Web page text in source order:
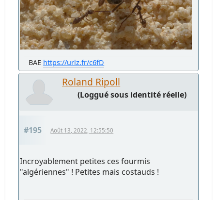
BAE https://urlz.fr/c6fD
Roland Ripoll
(Loggué sous identité réelle)
#195 Août 13, 2022, 12:55:50
Incroyablement petites ces fourmis
"algériennes" ! Petites mais costauds !